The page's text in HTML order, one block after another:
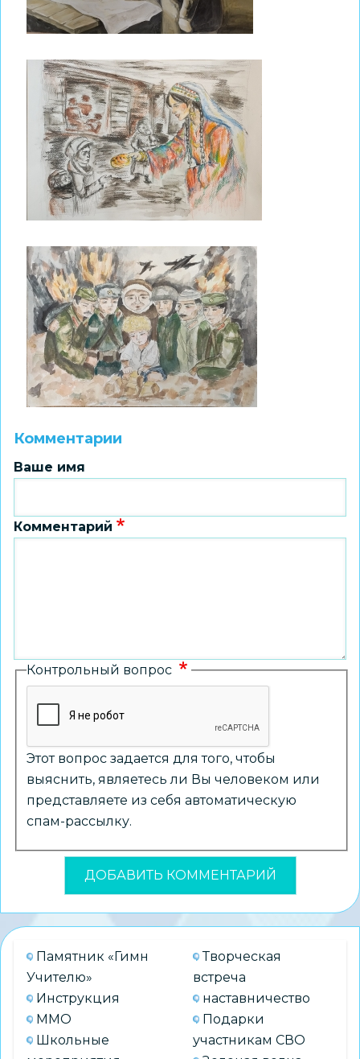
Комментарии
Ваше имя
Комментарий
Контрольный вопрос
Этот вопрос задается для того, чтобы
выяснить, являетесь ли Вы человеком или
представляете из себя автоматическую
спам-рассылку.
Памятник «Гимн
Учителю»
Инструкция
ММО
Школьные
Творческая
встреча
наставничество
Подарки
участникам СВО